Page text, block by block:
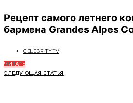
Рецепт самого летнего
бармена Grandes Alpes
CELEBRITYTV
ЧИТАТЬ
СЛЕДУЮЩАЯ СТАТЬЯ